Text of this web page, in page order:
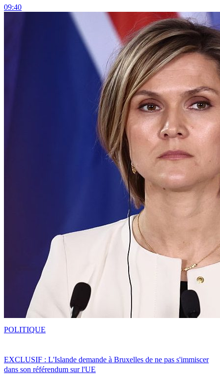
09:40
EXCLUSIF : L'Islande demande à Bruxelles de ne pas s'immiscer
dans son référendum sur l'UE
POLITIQUE